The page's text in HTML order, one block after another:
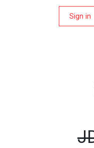
Sign in